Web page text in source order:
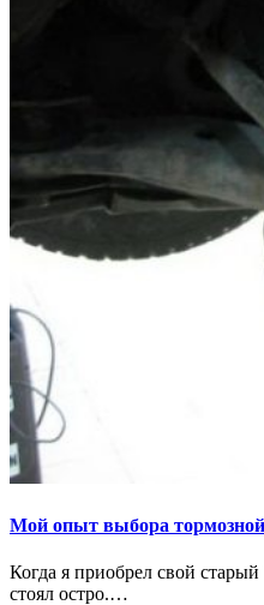
Мой опыт выбора
Когда я приобрел свой
стоял остро.…